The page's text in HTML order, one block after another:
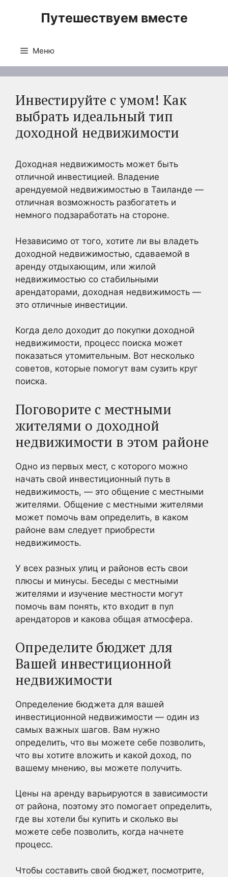
Путешествуем вместе
Меню
Инвестируйте с умом! Как
выбрать идеальный тип
доходной недвижимости
Доходная недвижимость может быть
отличной инвестицией. Владение
арендуемой недвижимостью в Таиланде —
отличная возможность разбогатеть и
немного подзаработать на стороне.
Независимо от того, хотите ли вы владеть
доходной недвижимостью, сдаваемой в
аренду отдыхающим, или жилой
недвижимостью со стабильными
арендаторами, доходная недвижимость —
это отличные инвестиции.
Когда дело доходит до покупки доходной
недвижимости, процесс поиска может
показаться утомительным. Вот несколько
советов, которые помогут вам сузить круг
поиска.
Поговорите с местными
жителями о доходной
недвижимости в этом районе
Одно из первых мест, с которого можно
начать свой инвестиционный путь в
недвижимость, — это общение с местными
жителями. Общение с местными жителями
может помочь вам определить, в каком
районе вам следует приобрести
недвижимость.
У всех разных улиц и районов есть свои
плюсы и минусы. Беседы с местными
жителями и изучение местности могут
помочь вам понять, кто входит в пул
арендаторов и какова общая атмосфера.
Определите бюджет для
Вашей инвестиционной
недвижимости
Определение бюджета для вашей
инвестиционной недвижимости — один из
самых важных шагов. Вам нужно
определить, что вы можете себе позволить,
что вы хотите вложить и какой доход, по
вашему мнению, вы можете получить.
Цены на аренду варьируются в зависимости
от района, поэтому это помогает определить,
где вы хотели бы купить и сколько вы
можете себе позволить, когда начнете
процесс.
Чтобы составить свой бюджет, посмотрите,